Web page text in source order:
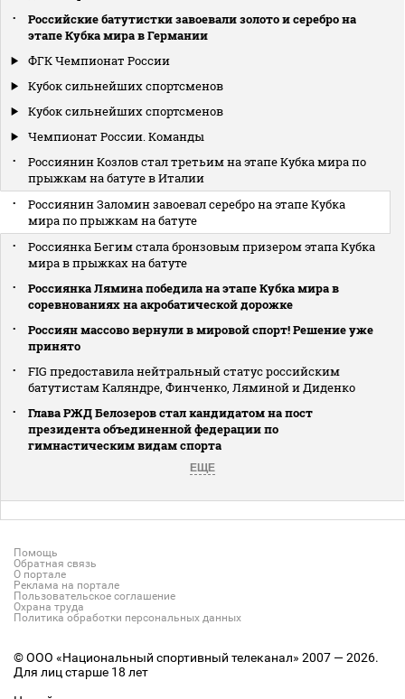
Российские батутистки завоевали золото и серебро на
этапе Кубка мира в Германии
ФГК Чемпионат России
Кубок сильнейших спортсменов
Кубок сильнейших спортсменов
Чемпионат России. Команды
Россиянин Козлов стал третьим на этапе Кубка мира по
прыжкам на батуте в Италии
Россиянин Заломин завоевал серебро на этапе Кубка
мира по прыжкам на батуте
Россиянка Бегим стала бронзовым призером этапа Кубка
мира в прыжках на батуте
Россиянка Лямина победила на этапе Кубка мира в
соревнованиях на акробатической дорожке
Россиян массово вернули в мировой спорт! Решение уже
принято
FIG предоставила нейтральный статус российским
батутистам Каляндре, Финченко, Ляминой и Диденко
Глава РЖД Белозеров стал кандидатом на пост
президента объединенной федерации по
гимнастическим видам спорта
ЕЩЕ
Помощь
Обратная связь
О портале
Реклама на портале
Пользовательское соглашение
Охрана труда
Политика обработки персональных данных
© ООО «Национальный спортивный телеканал» 2007 — 2026.
Для лиц старше 18 лет